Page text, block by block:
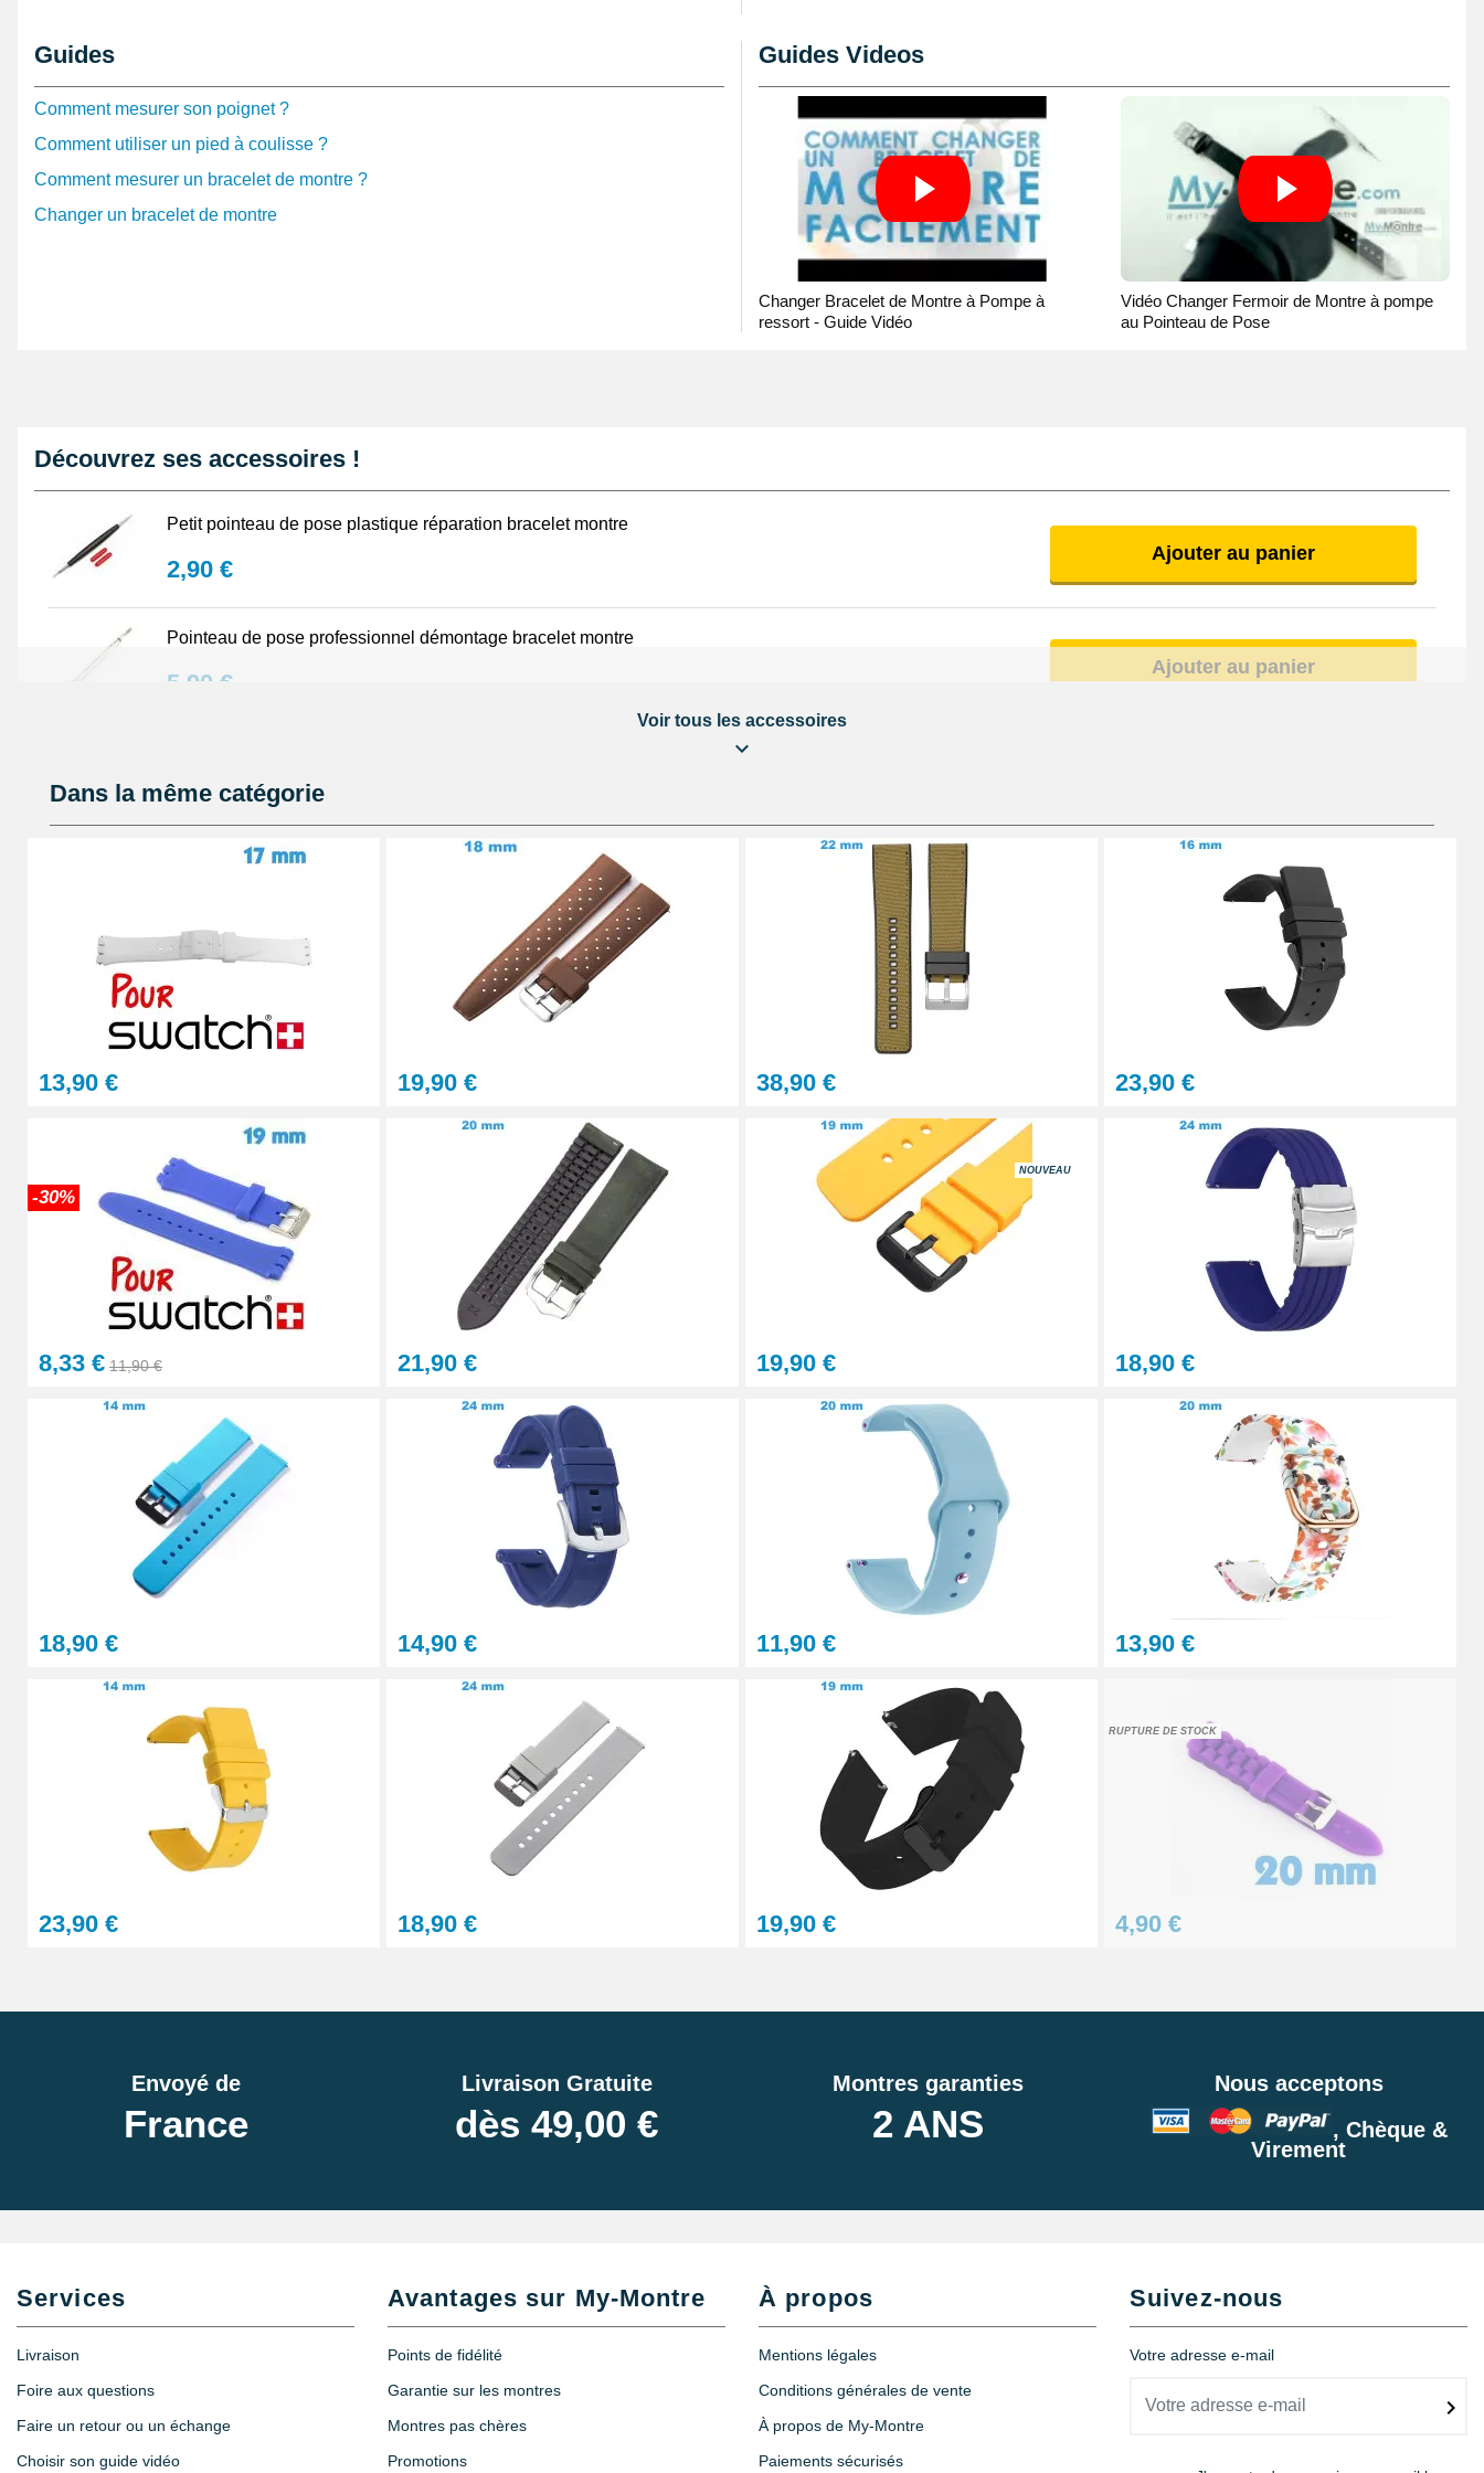
montre
temps de la rubrique
montre automatique / mécanique
déplier ce genre de bracelet, une fermeture de type ardillon argentée est
Guides
Comment mesurer son poignet ?
Comment utiliser un pied à coulisse ?
Comment mesurer un bracelet de montre ?
Changer un bracelet de montre
Guides Videos
Changer Bracelet de Montre à Pompe à
ressort - Guide Vidéo
Vidéo Changer Fermoir de Montre à pompe
au Pointeau de Pose
Découvrez ses accessoires !
Petit pointeau de pose plastique réparation bracelet montre
2,90 €
Ajouter au panier
Pointeau de pose professionnel démontage bracelet montre
5,90 €
Ajouter au panier
32,90 €
Pointeau de pose de précision réparation bracelet montre
Ajouter au panier
Kit Réparation Bracelet Montre 2 Pompes au choix + 1 Pointeau de pose
4,90 €
À configurer
Sacoche pour réparation de montre - 12 outils
32,90 €
Ajouter au panier
Gros pointeau de pose manipulation bracelet montre
4,90 €
Ajouter au panier
Pointeau de pose à 2 têtes
Ajouter au panier
Outil pointeau de pose suisse professionnel BERGEON
28,90 €
Ajouter au panier
Pointeau de Pose Tête Interchangeable
9,90 €
Ajouter au panier
Kit Réparation Montre Multifonction
23,90 €
Sacoche Outils Horlogerie complet de Réparation - 13 pièces
45,90 €
Ajouter au panier
Voir tous les accessoires
Dans la même catégorie
13,90 € 19,90 € 38,90 € 23,90 €
-30%
8,33 € 11,90 € 21,90 €
NOUVEAU
19,90 € 18,90 €
18,90 € 14,90 € 11,90 € 13,90 €
23,90 € 18,90 € 19,90 €
RUPTURE DE STOCK
4,90 €
Envoyé de
France
Livraison Gratuite
dès 49,00 €
Montres garanties
2 ANS
Nous acceptons
, Chèque &
Virement
Services
Livraison
Foire aux questions
Faire un retour ou un échange
Choisir son guide vidéo
Avantages sur My-Montre
Points de fidélité
Garantie sur les montres
Montres pas chères
Promotions
À propos
Mentions légales
Conditions générales de vente
À propos de My-Montre
Paiements sécurisés
Suivez-nous
Votre adresse e-mail